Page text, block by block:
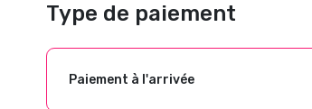
Type de paiement
Paiement à l'arrivée